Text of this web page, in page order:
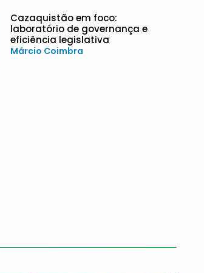
Cazaquistão em foco:
laboratório de governança e
eficiência legislativa
Márcio Coimbra